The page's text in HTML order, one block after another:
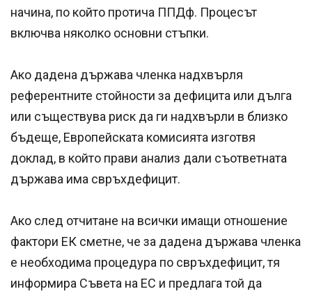
начина, по който протича ППДф. Процесът
включва няколко основни стъпки.
Ако дадена държава членка надхвърля
референтните стойности за дефицита или дълга
или съществува риск да ги надхвърли в близко
бъдеще, Европейската комисията изготвя
доклад, в който прави анализ дали съответната
държава има свръхдефицит.
Ако след отчитане на всички имащи отношение
фактори ЕК сметне, че за дадена държава членка
е необходима процедура по свръхдефицит, тя
информира Съвета на ЕС и предлага той да